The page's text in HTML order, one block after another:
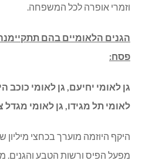
וזמרי אופרה לכל המשפחה.
הגנים הלאומיים בהם
פסח:
גן לאומי יחיעם, גן לאומי כוכב
לאומי תל מגידו, גן לאומי
היקף היוזמה מוערך בכחצי
מפעל הפיס ורשות הטבע והגנים.